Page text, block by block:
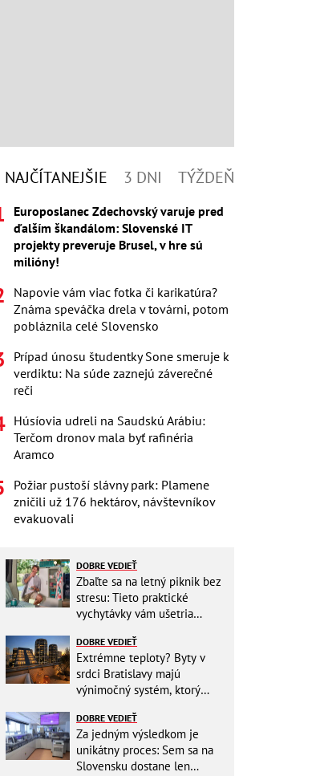
NAJČÍTANEJŠIE 3 DNI TÝŽDEŇ
Europoslanec Zdechovský varuje pred
ďalším škandálom: Slovenské IT
projekty preveruje Brusel, v hre sú
milióny!
Napovie vám viac fotka či karikatúra?
Známa speváčka drela v továrni, potom
pobláznila celé Slovensko
Prípad únosu študentky Sone smeruje k
verdiktu: Na súde zaznejú záverečné
reči
Húsíovia udreli na Saudskú Arábiu:
Terčom dronov mala byť rafinéria
Aramco
Požiar pustoší slávny park: Plamene
zničili už 176 hektárov, návštevníkov
evakuovali
DOBRE VEDIEŤ
Zbaľte sa na letný piknik bez
stresu: Tieto praktické
vychytávky vám ušetria
DOBRE VEDIEŤ
Extrémne teploty? Byty v
srdci Bratislavy majú
výnimočný systém, ktorý
DOBRE VEDIEŤ
Za jedným výsledkom je
unikátny proces: Sem sa na
Slovensku dostane len